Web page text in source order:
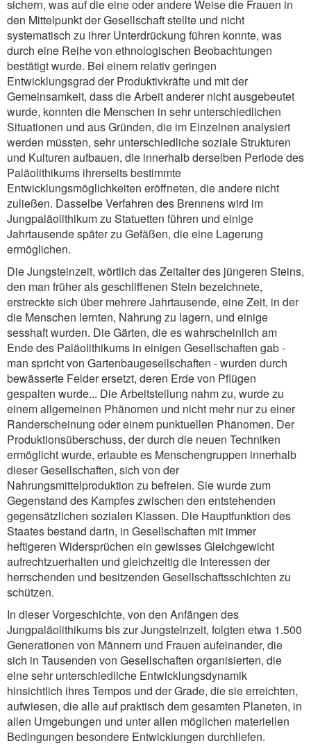
sichern, was auf die eine oder andere Weise die Frauen in
den Mittelpunkt der Gesellschaft stellte und nicht
systematisch zu ihrer Unterdrückung führen konnte, was
durch eine Reihe von ethnologischen Beobachtungen
bestätigt wurde. Bei einem relativ geringen
Entwicklungsgrad der Produktivkräfte und mit der
Gemeinsamkeit, dass die Arbeit anderer nicht ausgebeutet
wurde, konnten die Menschen in sehr unterschiedlichen
Situationen und aus Gründen, die im Einzelnen analysiert
werden müssten, sehr unterschiedliche soziale Strukturen
und Kulturen aufbauen, die innerhalb derselben Periode des
Paläolithikums ihrerseits bestimmte
Entwicklungsmöglichkeiten eröffneten, die andere nicht
zuließen. Dasselbe Verfahren des Brennens wird im
Jungpaläolithikum zu Statuetten führen und einige
Jahrtausende später zu Gefäßen, die eine Lagerung
ermöglichen.
Die Jungsteinzeit, wörtlich das Zeitalter des jüngeren Steins,
den man früher als geschliffenen Stein bezeichnete,
erstreckte sich über mehrere Jahrtausende, eine Zeit, in der
die Menschen lernten, Nahrung zu lagern, und einige
sesshaft wurden. Die Gärten, die es wahrscheinlich am
Ende des Paläolithikums in einigen Gesellschaften gab -
man spricht von Gartenbaugesellschaften - wurden durch
bewässerte Felder ersetzt, deren Erde von Pflügen
gespalten wurde... Die Arbeitsteilung nahm zu, wurde zu
einem allgemeinen Phänomen und nicht mehr nur zu einer
Randerscheinung oder einem punktuellen Phänomen. Der
Produktionsüberschuss, der durch die neuen Techniken
ermöglicht wurde, erlaubte es Menschengruppen innerhalb
dieser Gesellschaften, sich von der
Nahrungsmittelproduktion zu befreien. Sie wurde zum
Gegenstand des Kampfes zwischen den entstehenden
gegensätzlichen sozialen Klassen. Die Hauptfunktion des
Staates bestand darin, in Gesellschaften mit immer
heftigeren Widersprüchen ein gewisses Gleichgewicht
aufrechtzuerhalten und gleichzeitig die Interessen der
herrschenden und besitzenden Gesellschaftsschichten zu
schützen.
In dieser Vorgeschichte, von den Anfängen des
Jungpaläolithikums bis zur Jungsteinzeit, folgten etwa 1.500
Generationen von Männern und Frauen aufeinander, die
sich in Tausenden von Gesellschaften organisierten, die
eine sehr unterschiedliche Entwicklungsdynamik
hinsichtlich ihres Tempos und der Grade, die sie erreichten,
aufwiesen, die alle auf praktisch dem gesamten Planeten, in
allen Umgebungen und unter allen möglichen materiellen
Bedingungen besondere Entwicklungen durchliefen.